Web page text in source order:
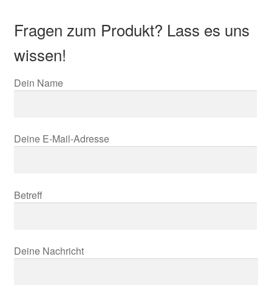
Fragen zum Produkt? Lass es uns
wissen!
Dein Name
Deine E-Mail-Adresse
Betreff
Deine Nachricht